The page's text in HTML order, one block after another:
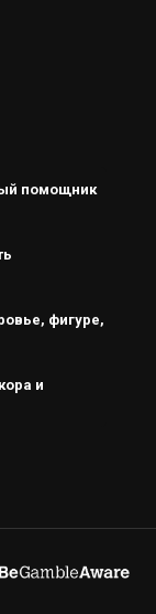
помощник
фигуре,
и